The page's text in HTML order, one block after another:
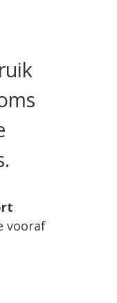
vooraf